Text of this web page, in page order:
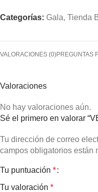
Categorías: Gala, Tienda
VALORACIONES (0)PREGUNTAS
Valoraciones
No hay valoraciones aún.
Sé el primero en valorar
Tu dirección de correo
campos obligatorios están
Tu puntuación *
Tu valoración *